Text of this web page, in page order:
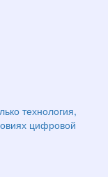
технология,
цифровой